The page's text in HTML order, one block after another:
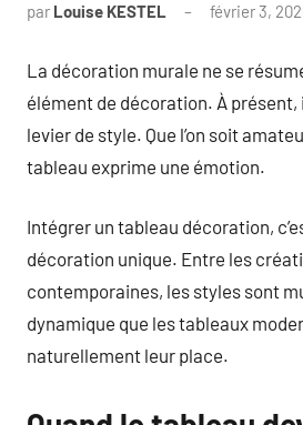
par Louise KESTEL février 3,
La décoration murale ne se
élément de décoration. À
levier de style. Que l’on soit
tableau exprime une émotion.
Intégrer un tableau décoration,
décoration unique. Entre les
contemporaines, les styles sont
dynamique que les tableaux
naturellement leur place.